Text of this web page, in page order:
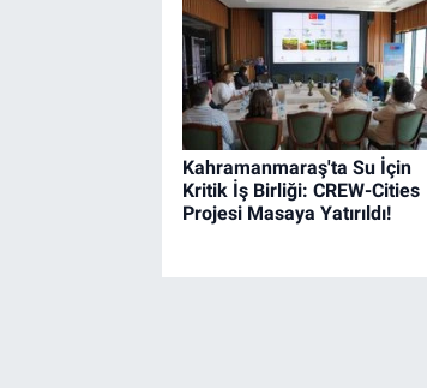
Kahramanmaraş'ta Su İçin
Kritik İş Birliği: CREW-Cities
Projesi Masaya Yatırıldı!